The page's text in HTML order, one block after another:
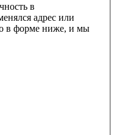
в
адрес или
в форме ниже, и мы